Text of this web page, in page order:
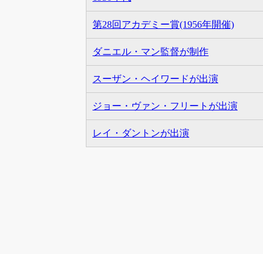
第28回アカデミー賞(1956年開催)
ダニエル・マン監督が制作
スーザン・ヘイワードが出演
ジョー・ヴァン・フリートが出演
レイ・ダントンが出演